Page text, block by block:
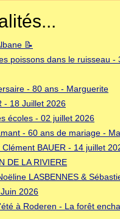
📝
poissons dans le ruisseau -
- 80 ans - Marguerite
- 18 Juillet 2026
écoles - 02 juillet 2026
- 60 ans de mariage -
BAUER - 14 juillet
DE LA RIVIERE
LASBENNES &
2026
à Roderen - La forêt